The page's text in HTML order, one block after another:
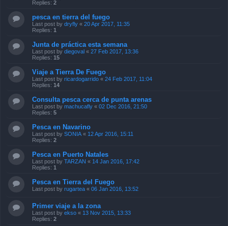
Replies: 2
pesca en tierra del fuego
Last post by dryfly « 20 Apr 2017, 11:35
Replies: 1
Junta de práctica esta semana
Last post by diegoval « 27 Feb 2017, 13:36
Replies: 15
Viaje a Tierra De Fuego
Last post by ricardogarrido « 24 Feb 2017, 11:04
Replies: 14
Consulta pesca cerca de punta arenas
Last post by machucafly « 02 Dec 2016, 21:50
Replies: 5
Pesca en Navarino
Last post by SONIA « 12 Apr 2016, 15:11
Replies: 2
Pesca en Puerto Natales
Last post by TARZAN « 14 Jan 2016, 17:42
Replies: 1
Pesca en Tierra del Fuego
Last post by rugartea « 06 Jan 2016, 13:52
Primer viaje a la zona
Last post by ekso « 13 Nov 2015, 13:33
Replies: 2